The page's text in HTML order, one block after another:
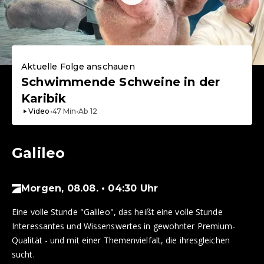
Aktuelle Folge anschauen
Schwimmende Schweine in der
Karibik
Video •47Min•Ab 12
Galileo
Morgen, 08.08. • 04:30 Uhr
Eine volle Stunde "Galileo", das heißt eine volle Stunde
Interessantes und Wissenswertes in gewohnter Premium-
Qualität - und mit einer Themenvielfalt, die ihresgleichen
sucht.